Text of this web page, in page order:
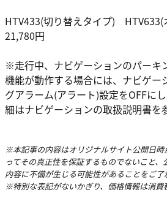
HTV433(切り替えタイプ)
21,780円
※走行中、ナビゲーションのパーキ
機能が動作する場合には、ナビゲー
グアラーム(アラート)設定をOFFに
細はナビゲーションの取扱説明書を
※本記事の内容はオリジナルサイト公開日時
ってその真正性を保証するものでないこと
内容に不備が生じる可能性があることをご了
※特別な表記がないかぎり、価格情報は消費